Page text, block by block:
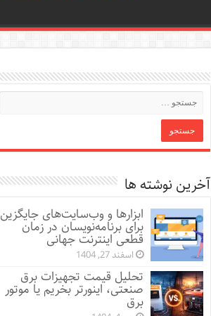
آخرین نوشته ها
ابزارها و وب‌سایت‌های جایگزین
برای برنامه‌نویسان در زمان
قطعی اینترنت جهانی
اسفند 27, 1404
تحلیل قیمت تجهیزات برق
صنعتی، اینورتر بخریم یا موتور
برق